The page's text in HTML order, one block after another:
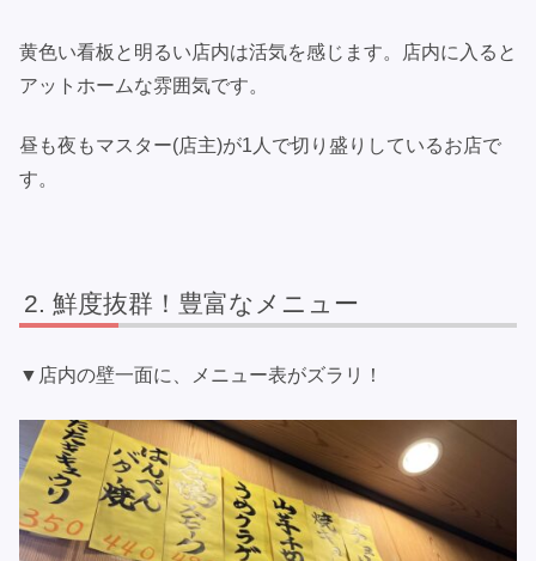
黄色い看板と明るい店内は活気を感じます。店内に入ると
アットホームな雰囲気です。
昼も夜もマスター(店主)が1人で切り盛りしているお店で
す。
鮮度抜群！豊富なメニュー
▼店内の壁一面に、メニュー表がズラリ！